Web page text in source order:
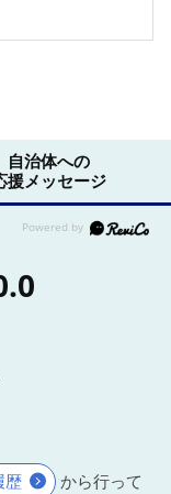
自治体への
援メッセージ
歴
から行って